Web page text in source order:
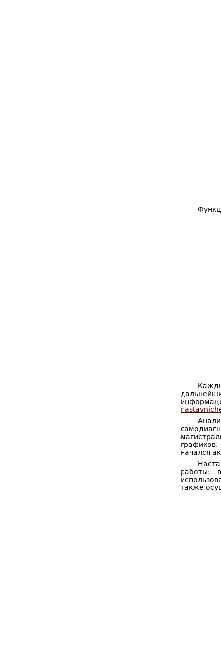
начался
работы:
также